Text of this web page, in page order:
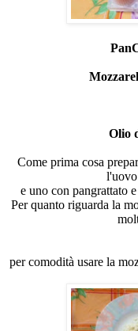
Olio
Come prima cosa
e uno con pangrattato
Per quanto riguarda la
per comodità usare la